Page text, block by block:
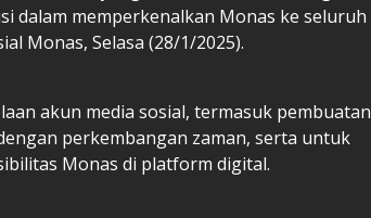
dalam memperkenalkan Monas ke seluruh
Monas, Selasa (28/1/2025).
akun media sosial, termasuk pembuatan
perkembangan zaman, serta untuk
Monas di platform digital.